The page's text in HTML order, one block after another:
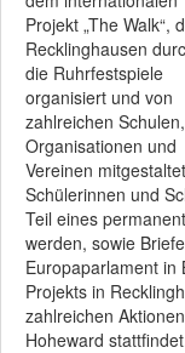
Projekt „The Walk“,
Recklinghausen
die Ruhrfestspiele
organisiert und von
zahlreichen Schulen,
Organisationen und
Vereinen
Schülerinnen und
Teil eines
werden, sowie
Europaparlament in
Projekts in
zahlreichen
Hoheward